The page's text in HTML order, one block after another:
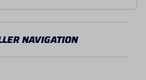
NAVIGATION